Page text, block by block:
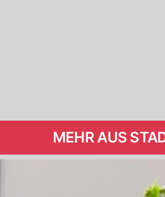
MEHR AUS